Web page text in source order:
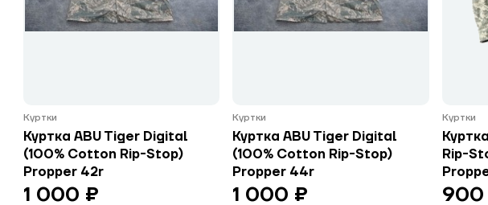
Куртки
Куртка ABU Tiger Digital
(100% Cotton Rip-Stop)
Propper 42r
1 000 ₽
Куртки
Куртка ABU Tiger Digital
(100% Cotton Rip-Stop)
Propper 44r
1 000 ₽
Куртки
Rip-
900